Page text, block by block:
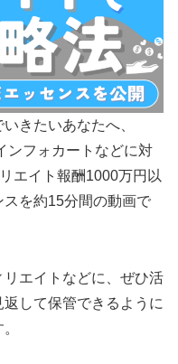
きたいあなたへ、
ンフォカートなどに対
エイト報酬1000万円以
スを約15分間の動画で
エイトなどに、ぜひ活
して保管できるように